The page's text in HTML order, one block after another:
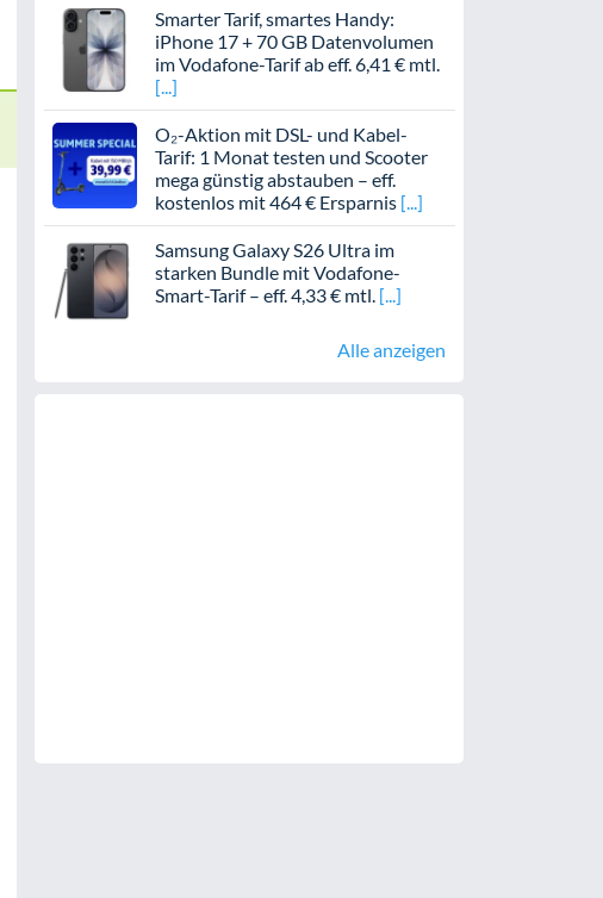
Smarter Tarif, smartes Handy:
iPhone 17 + 70 GB Datenvolumen
im Vodafone-Tarif ab eff. 6,41 € mtl.
O₂-Aktion mit DSL- und Kabel-
Tarif: 1 Monat testen und Scooter
mega günstig abstauben – eff.
kostenlos mit 464 € Ersparnis
Samsung Galaxy S26 Ultra im
starken Bundle mit Vodafone-
Smart-Tarif – eff. 4,33 € mtl.
Alle anzeigen